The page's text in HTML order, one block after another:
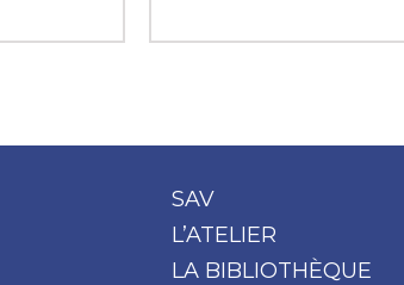
SAV
L’ATELIER
LA BIBLIOTHÈQUE